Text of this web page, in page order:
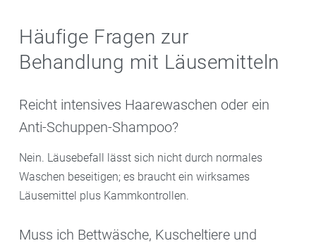
Häufige Fragen zur
Behandlung mit Läusemitteln
Reicht intensives Haarewaschen oder ein
Anti-Schuppen-Shampoo?
Nein. Läusebefall lässt sich nicht durch normales
Waschen beseitigen; es braucht ein wirksames
Läusemittel plus Kammkontrollen.
Muss ich Bettwäsche, Kuscheltiere und